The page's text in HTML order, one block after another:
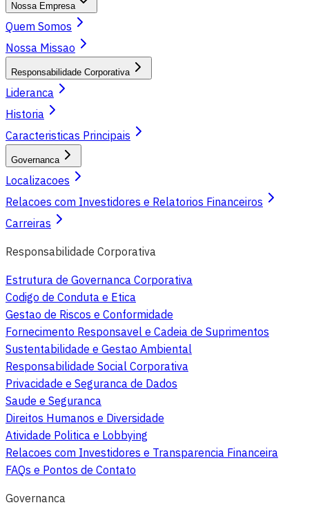
Nossa Empresa
Quem Somos
Nossa Missao
Responsabilidade Corporativa
Lideranca
Historia
Caracteristicas Principais
Governanca
Localizacoes
Relacoes com Investidores e Relatorios Financeiros
Carreiras
Responsabilidade Corporativa
Estrutura de Governanca Corporativa
Codigo de Conduta e Etica
Gestao de Riscos e Conformidade
Fornecimento Responsavel e Cadeia de Suprimentos
Sustentabilidade e Gestao Ambiental
Responsabilidade Social Corporativa
Privacidade e Seguranca de Dados
Saude e Seguranca
Direitos Humanos e Diversidade
Atividade Politica e Lobbying
Relacoes com Investidores e Transparencia Financeira
FAQs e Pontos de Contato
Governanca